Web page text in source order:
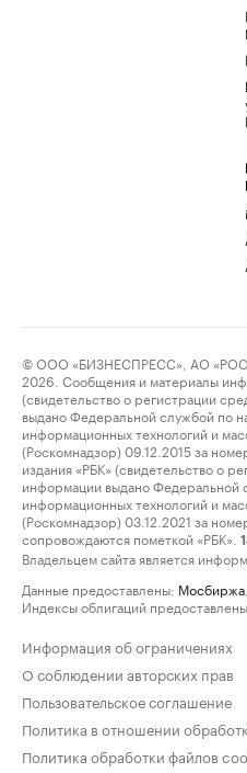
© ООО «БИЗНЕСПРЕСС», АО
2026. Сообщения и материалы
(свидетельство о регистрации
выдано Федеральной службой по
информационных технологий и
(Роскомнадзор) 09.12.2015 за
издания «РБК» (свидетельство о
информации выдано Федеральной
информационных технологий и
(Роскомнадзор) 03.12.2021 за
сопровождаются пометкой «РБК».
Владельцем сайта является
Данные предоставлены: Мосбиржа
Индексы облигаций
Информация об ограничениях
О соблюдении авторских прав
Пользовательское соглашение
Политика в отношении
Политика обработки файлов